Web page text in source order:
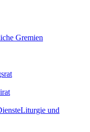
Gremien
Liturgie und